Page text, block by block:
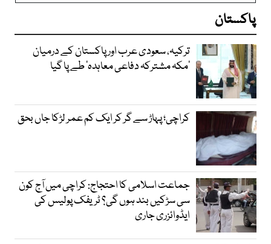
پاکستان
ترکیہ، سعودی عرب اور پاکستان کے درمیان
’مکہ مشترکہ دفاعی معاہدہ‘ طے پا گیا
کراچی؛ پہاڑ سے گر کر ایک کم عمر لڑکا جاں بحق
جماعت اسلامی کا احتجاج: کراچی میں آج کون
سی سڑکیں بند ہوں گی؟ ٹریفک پولیس کی
ایڈوائزری جاری